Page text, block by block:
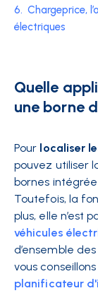
6. Chargeprice,
électriques
Quelle
une borne
Pour localiser
pouvez utiliser
bornes
Toutefois, la
plus, elle n’est
véhicules
d’ensemble des
vous
planificateur